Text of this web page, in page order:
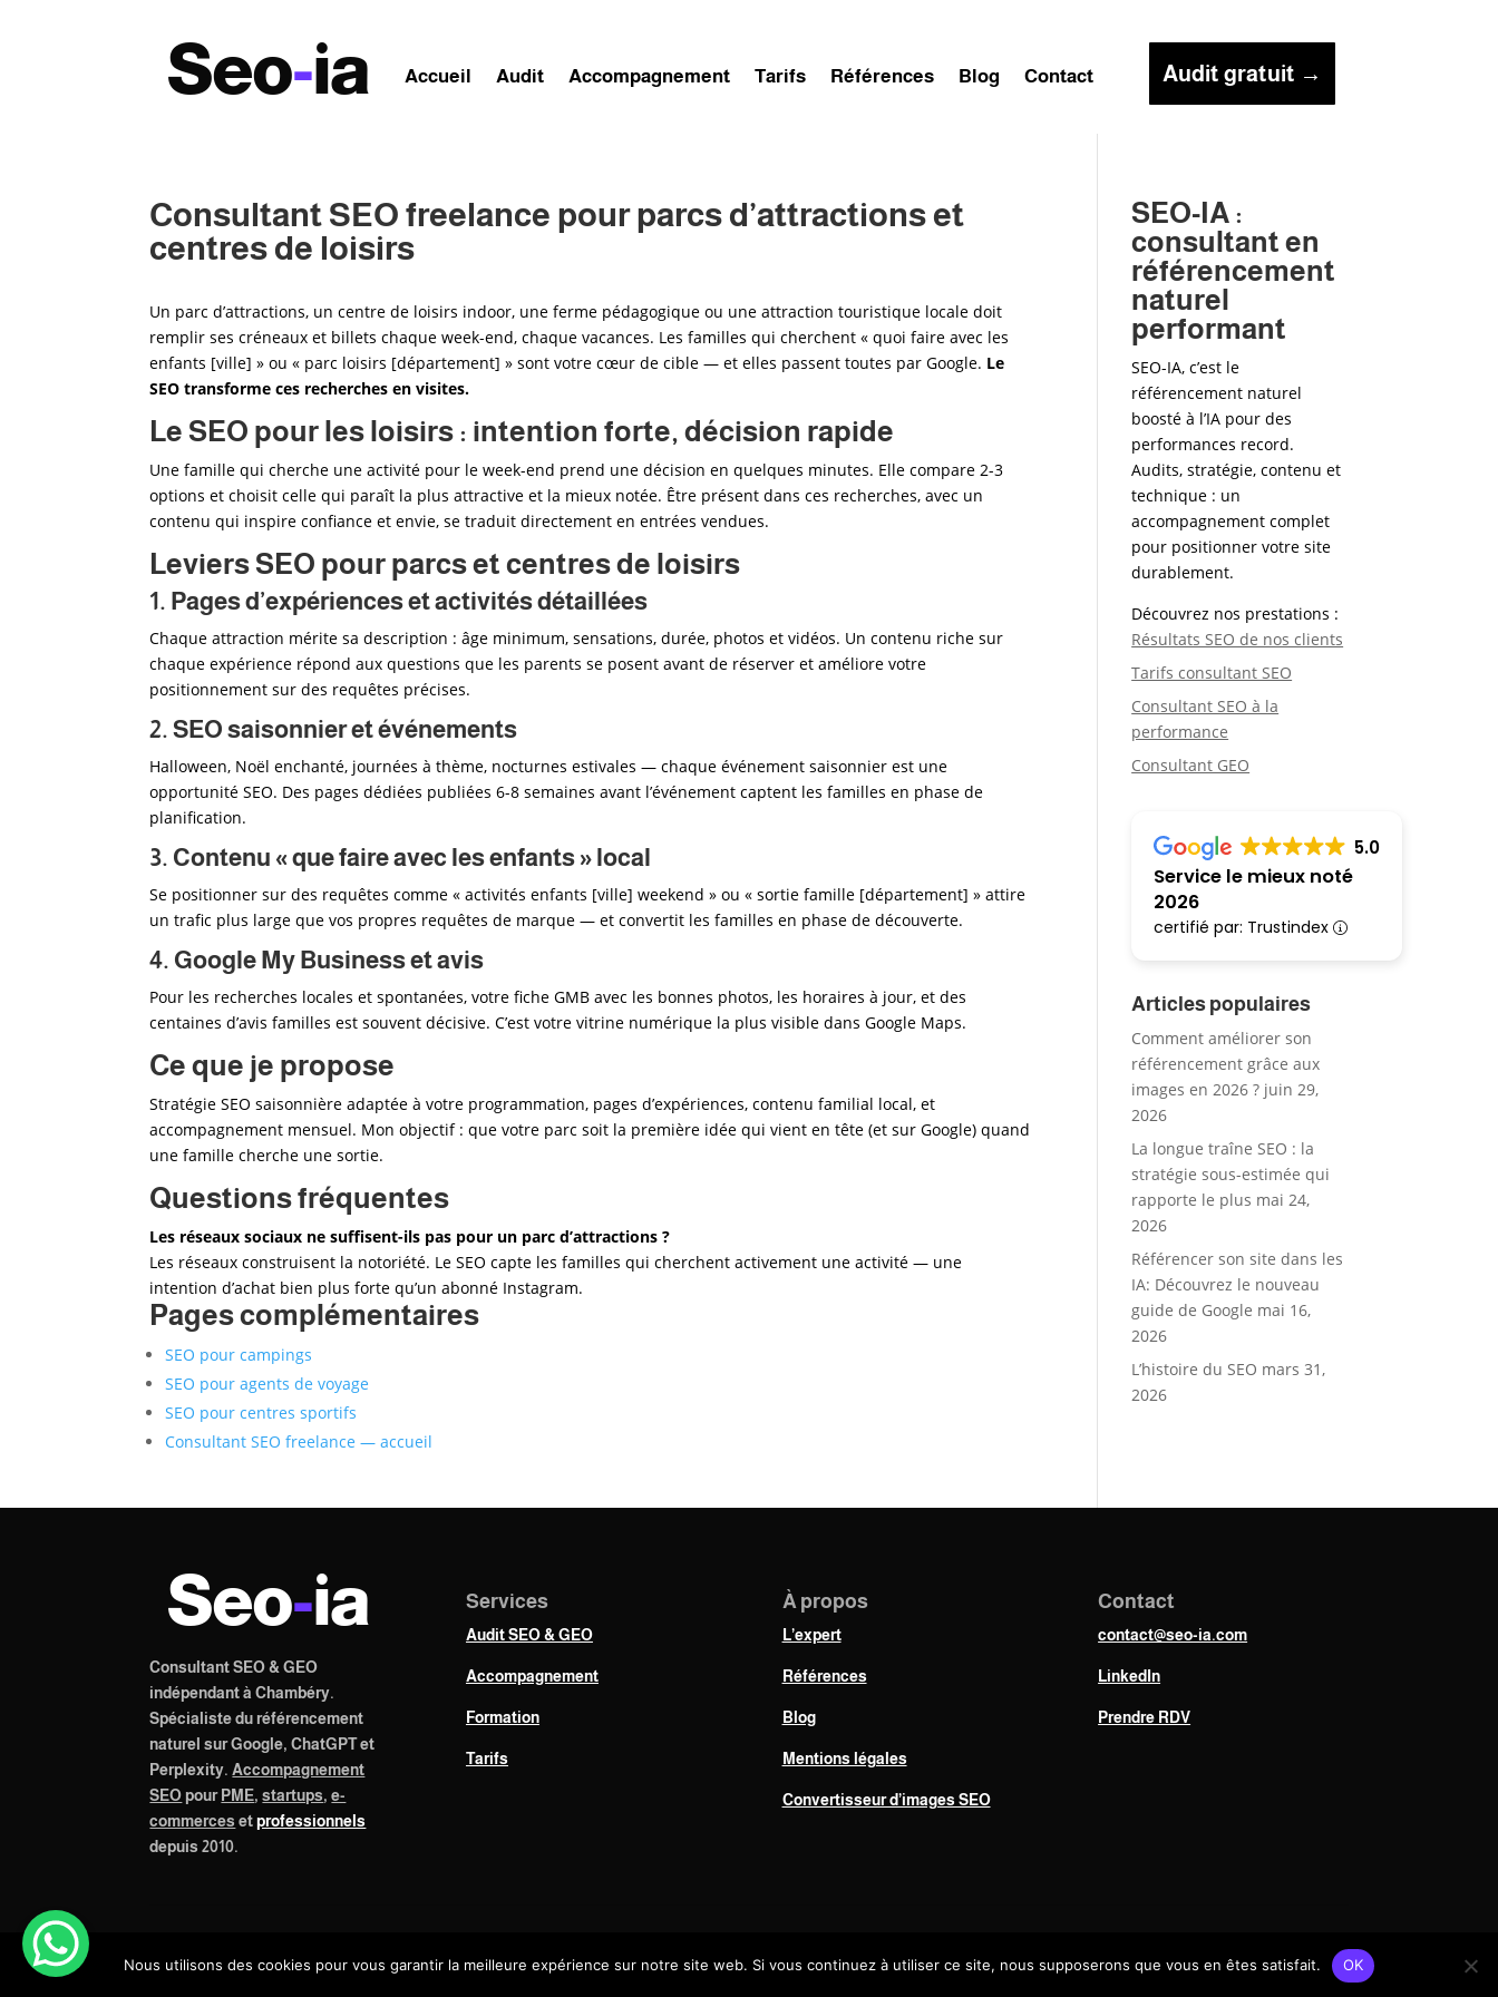
Seo-ia Accueil Audit Accompagnement Tarifs Références Blog Contact Audit gratuit →
Consultant SEO freelance pour parcs d’attractions et
centres de loisirs
Un parc d’attractions, un centre de loisirs indoor, une ferme pédagogique ou une attraction touristique locale doit
remplir ses créneaux et billets chaque week-end, chaque vacances. Les familles qui cherchent « quoi faire avec les
enfants [ville] » ou « parc loisirs [département] » sont votre cœur de cible — et elles passent toutes par Google. Le
SEO transforme ces recherches en visites.
Le SEO pour les loisirs : intention forte, décision rapide
Une famille qui cherche une activité pour le week-end prend une décision en quelques minutes. Elle compare 2-3
options et choisit celle qui paraît la plus attractive et la mieux notée. Être présent dans ces recherches, avec un
contenu qui inspire confiance et envie, se traduit directement en entrées vendues.
Leviers SEO pour parcs et centres de loisirs
1. Pages d’expériences et activités détaillées
Chaque attraction mérite sa description : âge minimum, sensations, durée, photos et vidéos. Un contenu riche sur
chaque expérience répond aux questions que les parents se posent avant de réserver et améliore votre
positionnement sur des requêtes précises.
2. SEO saisonnier et événements
Halloween, Noël enchanté, journées à thème, nocturnes estivales — chaque événement saisonnier est une
opportunité SEO. Des pages dédiées publiées 6-8 semaines avant l’événement captent les familles en phase de
planification.
3. Contenu « que faire avec les enfants » local
Se positionner sur des requêtes comme « activités enfants [ville] weekend » ou « sortie famille [département] » attire
un trafic plus large que vos propres requêtes de marque — et convertit les familles en phase de découverte.
4. Google My Business et avis
Pour les recherches locales et spontanées, votre fiche GMB avec les bonnes photos, les horaires à jour, et des
centaines d’avis familles est souvent décisive. C’est votre vitrine numérique la plus visible dans Google Maps.
Ce que je propose
Stratégie SEO saisonnière adaptée à votre programmation, pages d’expériences, contenu familial local, et
accompagnement mensuel. Mon objectif : que votre parc soit la première idée qui vient en tête (et sur Google) quand
une famille cherche une sortie.
Questions fréquentes
Les réseaux sociaux ne suffisent-ils pas pour un parc d’attractions ?
Les réseaux construisent la notoriété. Le SEO capte les familles qui cherchent activement une activité — une
intention d’achat bien plus forte qu’un abonné Instagram.
Pages complémentaires
SEO pour campings
SEO pour agents de voyage
SEO pour centres sportifs
Consultant SEO freelance — accueil
SEO-IA :
consultant en
référencement
naturel
performant
SEO-IA, c’est le
référencement naturel
boosté à l’IA pour des
performances record.
Audits, stratégie, contenu et
technique : un
accompagnement complet
pour positionner votre site
durablement.
Découvrez nos prestations :
Résultats SEO de nos clients
Tarifs consultant SEO
Consultant SEO à la
performance
Consultant GEO
5.0
Service le mieux noté
2026
certifié par: Trustindex
Articles populaires
Comment améliorer son
référencement grâce aux
images en 2026 ? juin 29,
2026
La longue traîne SEO : la
stratégie sous-estimée qui
rapporte le plus mai 24,
2026
Référencer son site dans les
IA: Découvrez le nouveau
guide de Google mai 16,
2026
L’histoire du SEO mars 31,
2026
Seo-ia
Consultant SEO & GEO
indépendant à Chambéry.
Spécialiste du référencement
naturel sur Google, ChatGPT et
Perplexity.Accompagnement
SEOpour PME,startups,e-
commerces etprofessionnels
depuis 2010.
Services
Audit SEO & GEO
Accompagnement
Formation
Tarifs
À propos
L’expert
Références
Blog
Mentions légales
Convertisseur d’images SEO
Contact
contact@seo-ia.com
LinkedIn
Prendre RDV
© 2026 Yoann Génier · SEO-IA Chambéry, France
Nous utilisons des cookies pour vous garantir la meilleure expérience sur notre site web. Si vous continuez à utiliser ce site, nous supposerons que vous en êtes satisfait. OK